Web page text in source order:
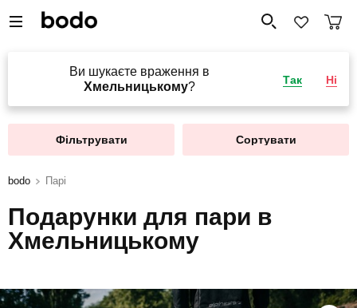
Ви шукаєте враження в
Хмельницькому?
Так Ні
Фільтрувати Сортувати
bodo Парі
Подарунки для пари в
Хмельницькому